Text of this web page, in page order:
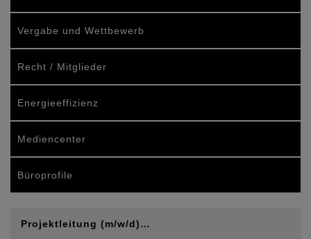
Vergabe und Wettbewerb
Recht / Mitglieder
Energieeffizienz
Mediencenter
Büroprofile
Projektleitung (m/w/d)…